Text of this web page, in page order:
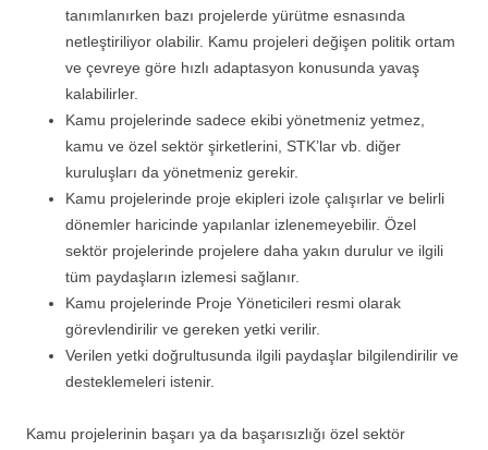
tanımlanırken bazı projelerde yürütme esnasında
netleştiriliyor olabilir. Kamu projeleri değişen politik ortam
ve çevreye göre hızlı adaptasyon konusunda yavaş
kalabilirler.
Kamu projelerinde sadece ekibi yönetmeniz yetmez,
kamu ve özel sektör şirketlerini, STK’lar vb. diğer
kuruluşları da yönetmeniz gerekir.
Kamu projelerinde proje ekipleri izole çalışırlar ve belirli
dönemler haricinde yapılanlar izlenemeyebilir. Özel
sektör projelerinde projelere daha yakın durulur ve ilgili
tüm paydaşların izlemesi sağlanır.
Kamu projelerinde Proje Yöneticileri resmi olarak
görevlendirilir ve gereken yetki verilir.
Verilen yetki doğrultusunda ilgili paydaşlar bilgilendirilir ve
desteklemeleri istenir.
Kamu projelerinin başarı ya da başarısızlığı özel sektör